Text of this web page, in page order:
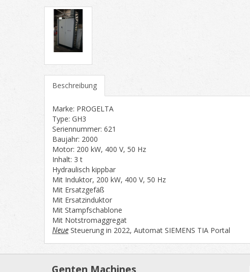
Beschreibung
Marke: PROGELTA
Type: GH3
Seriennummer: 621
Baujahr: 2000
Motor: 200 kW, 400 V, 50 Hz
Inhalt: 3 t
Hydraulisch kippbar
Mit Induktor, 200 kW, 400 V, 50 Hz
Mit Ersatzgefäß
Mit Ersatzinduktor
Mit Stampfschablone
Mit Notstromaggregat
Neue Steuerung in 2022, Automat SIEMENS TIA Portal